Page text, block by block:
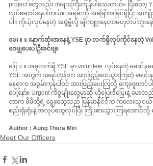
project တွေလည်း အများကြီးကျန်ပါသေးတယ်။ ပြီးတေ
လုပ်ဆောင်နေပါတယ်။ အရမ်းကို အမြော်အမြင်ရှိပြီး အက
ပါ။ ကိုယ့်လုပ်နေတဲ့ အဖွဲ့မို့လို့ ချီးကျူးနေတာမဟုတ်ပါဘူးနေ
မေး ။ ။ နောက်ဆုံးအနေနဲ့ YSE မှာ လက်ရှိလုပ်ကိုင်နေတဲ့
ဝေမျှပေးပါဦးခင်ဗျ။
ဖြေ ။ ။ အခုလက်ရှိ YSE မှာ volunteer လုပ်နေတဲ့ မောင်
YSE အတွက် အရင်တုန်းက အားဖြည့်ပေးသွားကြတဲ့ မောင်နှ
နေရာက အစွမ်းကုန်ပါဝင် အားဖြည့်ပေးကြလို့ ကျေးဇူး
ပေါ့နော်။ Urgent ကိစ္စမျိုးတွေမှာဆို ဟိုပြေးဒီပြေးနဲ့ မ
တာက မိမိတို့ရဲ့ ချွေးတွေသည် မြန်မာနိုင်ငံက ကလေးသူင
စည်းရုံးရုံးနဲ့ အလုပ်တွေလုပ်ပြီး ကြိုးစားသွားကြရအောင်လို့
Author : Aung Thura Min
Meet Our Officers